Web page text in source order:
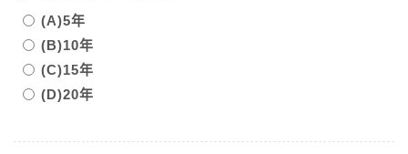
(A)5年
(B)10年
(C)15年
(D)20年